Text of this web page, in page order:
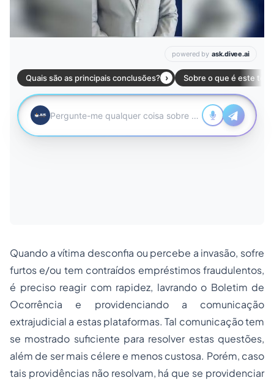
Quando a vítima desconfia ou percebe a invasão, sofre
furtos e/ou tem contraídos empréstimos fraudulentos,
é preciso reagir com rapidez, lavrando o Boletim de
Ocorrência e providenciando a comunicação
extrajudicial a estas plataformas. Tal comunicação tem
se mostrado suficiente para resolver estas questões,
além de ser mais célere e menos custosa. Porém, caso
tais providências não resolvam, há que se providenciar